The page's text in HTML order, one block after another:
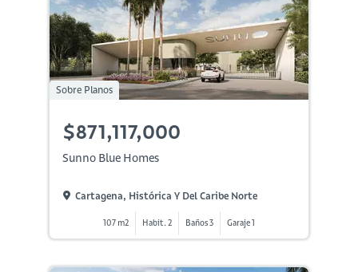
Sobre Planos
$871,117,000
Sunno Blue Homes
Cartagena, Histórica Y Del Caribe Norte
107 m2 Habit. 2 Baños 3 Garaje 1